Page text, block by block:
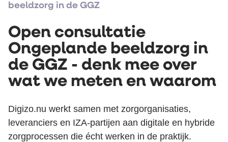
beeldzorg in de GGZ
Open consultatie
Ongeplande beeldzorg in
de GGZ - denk mee over
wat we meten en waarom
Digizo.nu werkt samen met zorgorganisaties,
leveranciers en IZA-partijen aan digitale en hybride
zorgprocessen die écht werken in de praktijk.